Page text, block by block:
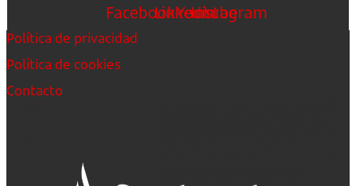
FacebookLinkedin
Youtube
Instagram
Política de privacidad
Política de cookies
Contacto